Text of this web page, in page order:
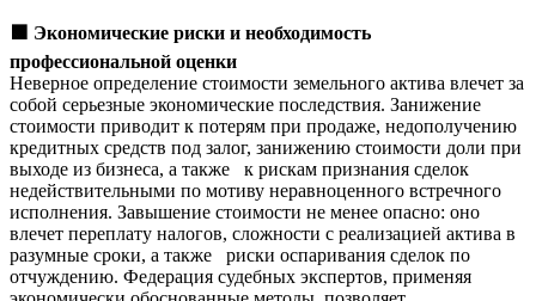
Экономические риски и необходимость
профессиональной оценки
Неверное определение стоимости земельного актива влечет за
собой серьезные экономические последствия. Занижение
стоимости приводит к потерям при продаже, недополучению
кредитных средств под залог, занижению стоимости доли при
выходе из бизнеса, а также к рискам признания сделок
недействительными по мотиву неравноценного встречного
исполнения. Завышение стоимости не менее опасно: оно
влечет переплату налогов, сложности с реализацией актива в
разумные сроки, а также риски оспаривания сделок по
отчуждению. Федерация судебных экспертов, применяя